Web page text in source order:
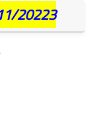
20223